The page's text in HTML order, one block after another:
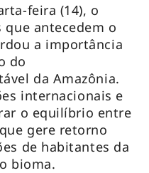
feira (14), o
antecedem o
a importância
do
da Amazônia.
internacionais e
o equilíbrio entre
gere retorno
de habitantes da
bioma.